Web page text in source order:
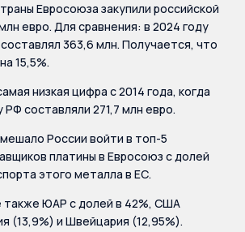
Евросоюза закупили российской
евро. Для сравнения: в 2024 году
363,6 млн. Получается, что
15,5%.
низкая цифра с 2014 года, когда
РФ составляли 271,7 млн евро.
России войти в топ-5
платины в Евросоюз с долей
этого металла в ЕС.
также ЮАР с долей в 42%, США
(13,9%) и Швейцария (12,95%).